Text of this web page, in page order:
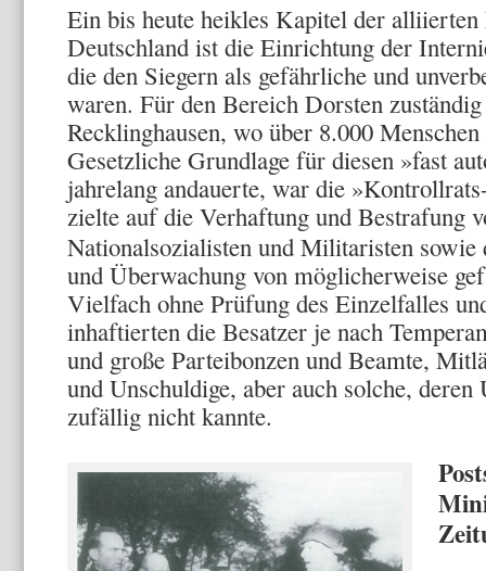
Ein bis heute heikles Kapitel der alliierten
Deutschland ist die Einrichtung der
die den Siegern als gefährliche und
waren. Für den Bereich Dorsten
Recklinghausen, wo über 8.000
Gesetzliche Grundlage für diesen »fast
jahrelang andau­erte, war die
zielte auf die Verhaftung und Bestrafung
Nationalsozialisten und Militaristen
und Überwachung von möglicherweise
Vielfach ohne Prüfung des Einzelfalles
inhaftierten die Be­satzer je nach
und große Parteibonzen und Be­amte,
und Unschuldige, aber auch solche,
zufällig nicht kannte.